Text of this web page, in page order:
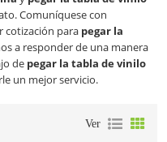
Comuníquese con
cotización para pegar la
a responder de una manera
de pegar la tabla de vinilo
un mejor servicio.
Ver